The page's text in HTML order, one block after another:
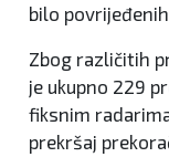
bilo povrijeđenih
Zbog različitih
je ukupno 229
fiksnim
prekršaj